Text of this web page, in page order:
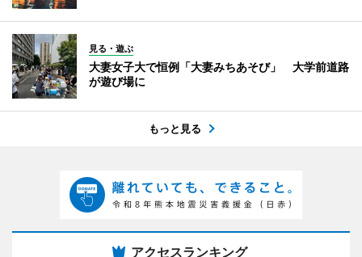
見る・遊ぶ
大妻女子大で恒例「大妻みちあそび」 大学前道路
が遊び場に
もっと見る
アクセスランキング